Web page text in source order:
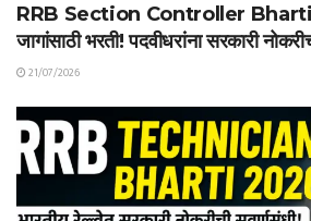
RRB Section Controller Bharti
जागांसाठी भरती! पदवीधरांना सरकारी
21/07/2026